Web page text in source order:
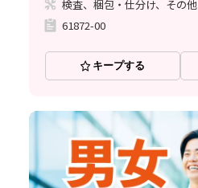
検査、梱包・仕分け、その他
61872-00
キープする